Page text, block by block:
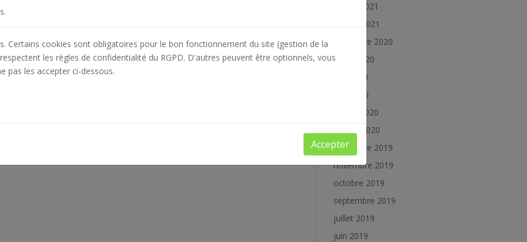
février 2021
janvier 2021
décembre 2020
juillet 2020
juin 2020
mai 2020
février 2020
janvier 2020
décembre 2019
novembre 2019
octobre 2019
septembre 2019
juillet 2019
juin 2019
Certains cookies sont obligatoires pour le bon fonctionnement du site (gestion de la
les règles de confidentialité du RGPD. D'autres peuvent être optionnels, vous
pas les accepter ci-dessous.
Accepter